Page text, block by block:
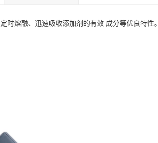
时熔融、迅速吸收添加剂的有效 成分等优良特性。